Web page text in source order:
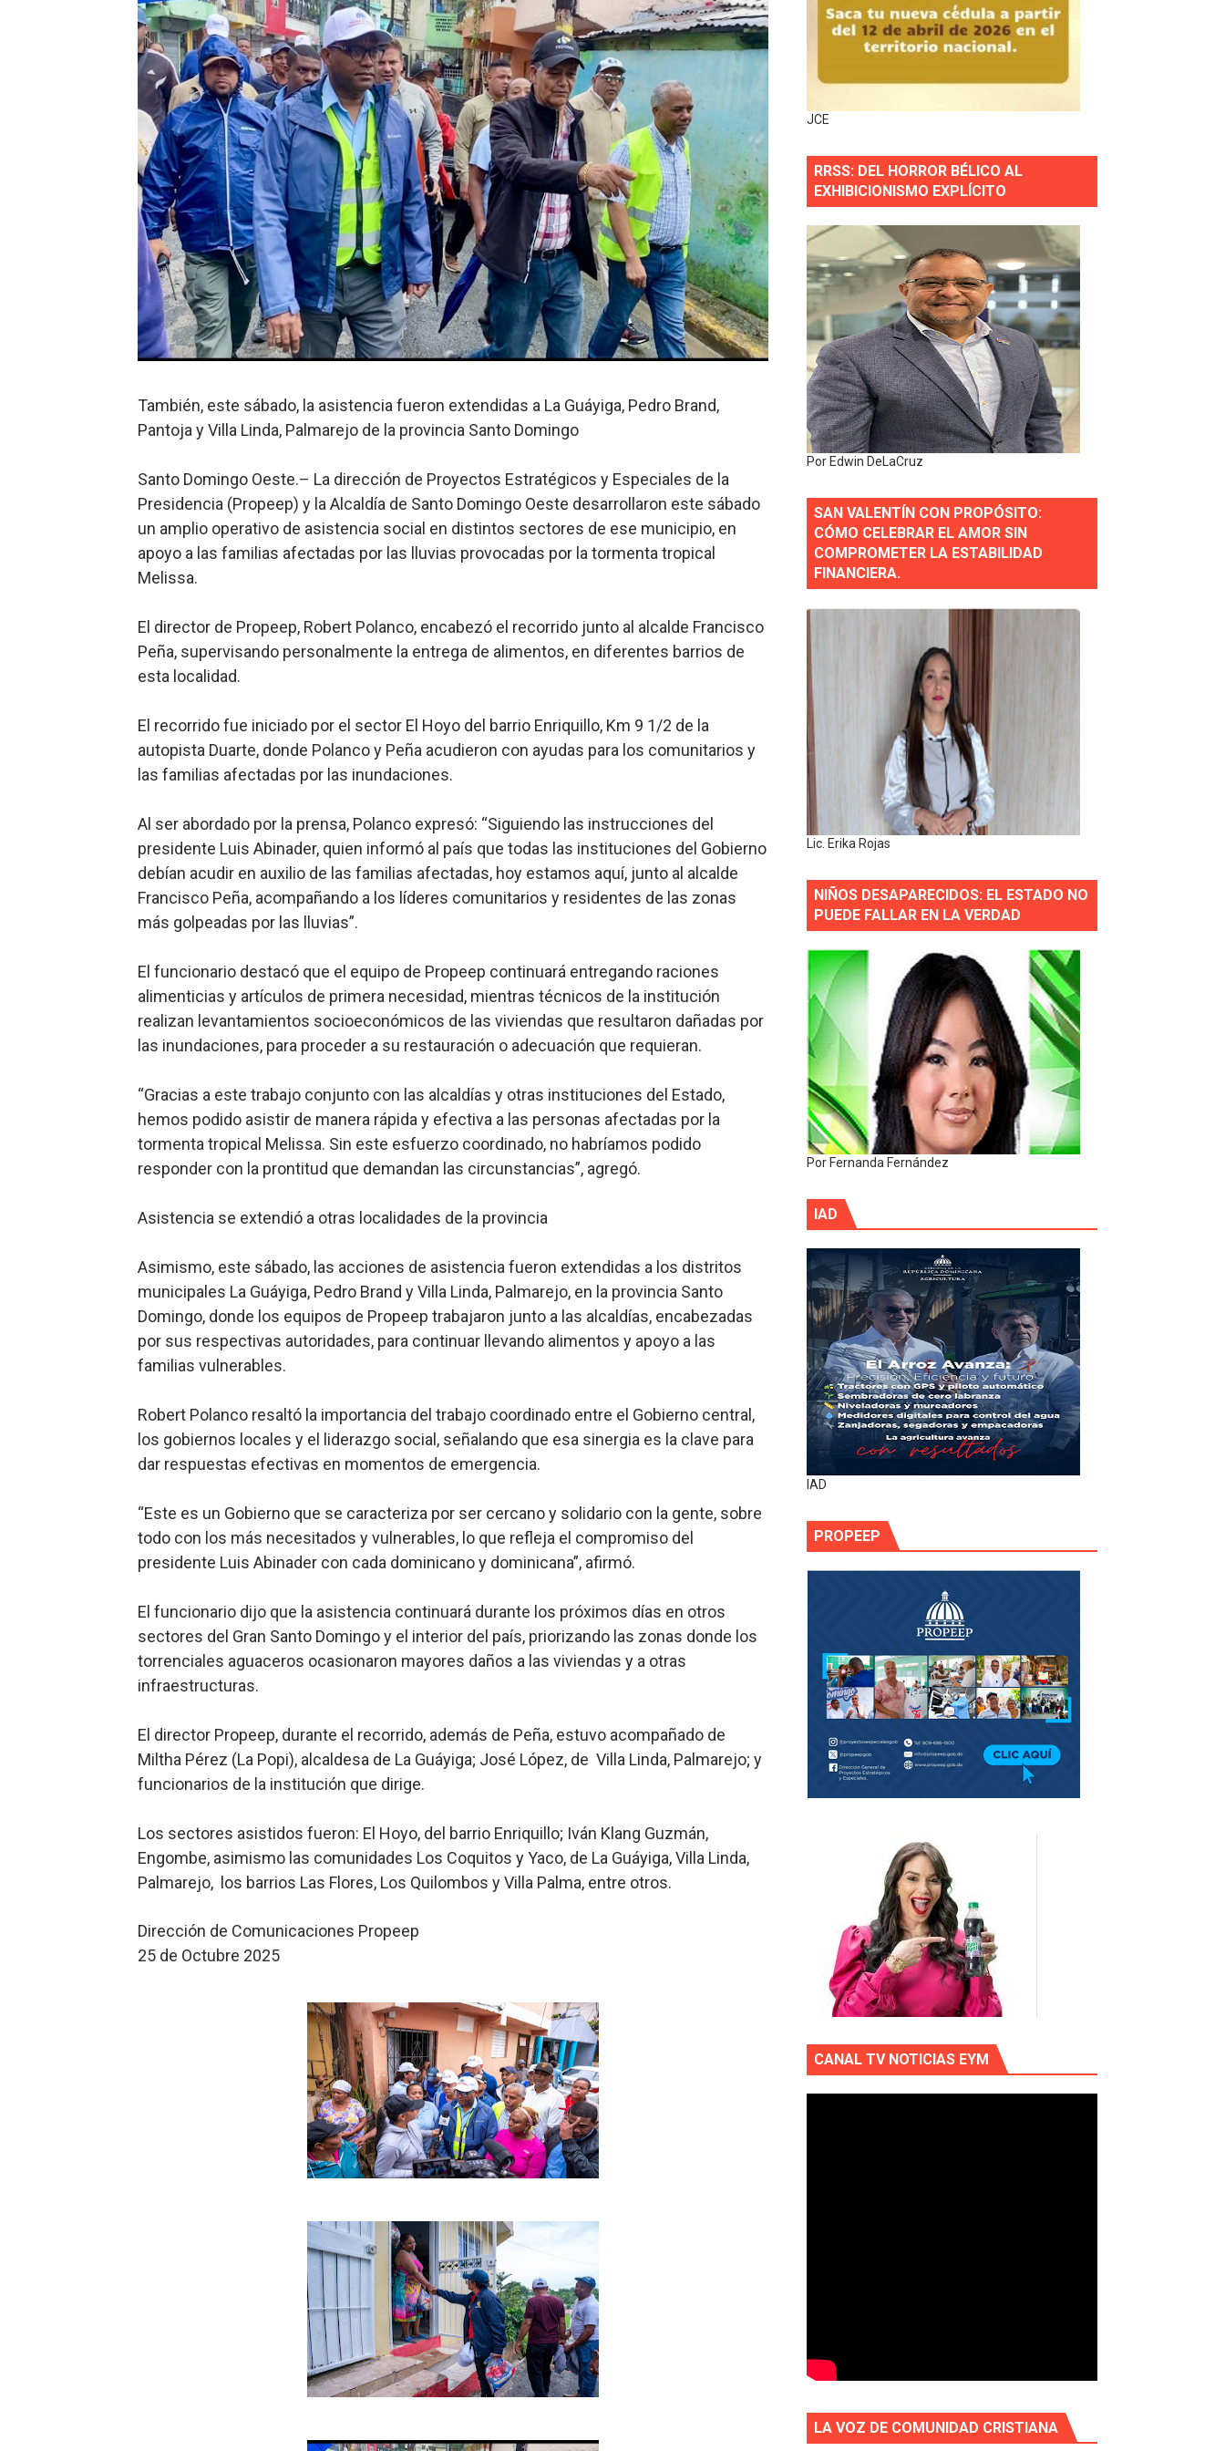
​Domingo Plácido critica la situación económica y califica de ineficiente la gestión del gobierno
Graduación XII Promoción Servicio Militar Voluntario
Fellito Suberví asegura en Carolina Mejía RD tiene la oportunidad histórica de elegir la primera mujer presidente de la República
Hipótesis policial sobre atentado a balazos en la avenida Abraham Lincoln y fallecer horas después
CESDN urge fortalecer el sistema eléctrico ante constantes apagones en Santo Domingo Norte
Cacerolazos, gomas quemadas y bombas lagrimógenas: Tensión en la Fernández Domínguez por apagones en Cayenas y Residencial Amalia
Roberto Ángel Salcedo anuncia festival cultural para la región Este
Roberto Ángel Salcedo anuncia festival cultural para la región Este
Lee Ballester a los que se forman como agentes “Todo el equipo de la DGM debe acogerse a normas éticas y ser garante de los derechos de
Trabajadores de la prensa y Obispado de la Provincia Santo Domingo Acuerdan Alianza Estratégica para Impulsar el Desarrollo de Santo
Ministerio de Cultura anuncia ganadores de Premios Anuales de Literatura 2026 y el de Historia 2025
Más de 180 dirigentes sindicales de las Américas se reúnen en República Dominicana para fortalecer el diálogo social y el trabajo decente
Restaurante Amigos es reconocido por sus cuatro décadas de excelencia en el sector gastronómico
También, este sábado, la asistencia fueron extendidas a La Guáyiga, Pedro Brand,
Pantoja y Villa Linda, Palmarejo de la provincia Santo Domingo
Santo Domingo Oeste.– La dirección de Proyectos Estratégicos y Especiales de la
Presidencia (Propeep) y la Alcaldía de Santo Domingo Oeste desarrollaron este sábado
un amplio operativo de asistencia social en distintos sectores de ese municipio, en
apoyo a las familias afectadas por las lluvias provocadas por la tormenta tropical
Melissa.
El director de Propeep, Robert Polanco, encabezó el recorrido junto al alcalde Francisco
Peña, supervisando personalmente la entrega de alimentos, en diferentes barrios de
esta localidad.
El recorrido fue iniciado por el sector El Hoyo del barrio Enriquillo, Km 9 1/2 de la
autopista Duarte, donde Polanco y Peña acudieron con ayudas para los comunitarios y
las familias afectadas por las inundaciones.
Al ser abordado por la prensa, Polanco expresó: “Siguiendo las instrucciones del
presidente Luis Abinader, quien informó al país que todas las instituciones del Gobierno
debían acudir en auxilio de las familias afectadas, hoy estamos aquí, junto al alcalde
Francisco Peña, acompañando a los líderes comunitarios y residentes de las zonas
más golpeadas por las lluvias”.
El funcionario destacó que el equipo de Propeep continuará entregando raciones
alimenticias y artículos de primera necesidad, mientras técnicos de la institución
realizan levantamientos socioeconómicos de las viviendas que resultaron dañadas por
las inundaciones, para proceder a su restauración o adecuación que requieran.
“Gracias a este trabajo conjunto con las alcaldías y otras instituciones del Estado,
hemos podido asistir de manera rápida y efectiva a las personas afectadas por la
tormenta tropical Melissa. Sin este esfuerzo coordinado, no habríamos podido
responder con la prontitud que demandan las circunstancias”, agregó.
Asistencia se extendió a otras localidades de la provincia
Asimismo, este sábado, las acciones de asistencia fueron extendidas a los distritos
municipales La Guáyiga, Pedro Brand y Villa Linda, Palmarejo, en la provincia Santo
Domingo, donde los equipos de Propeep trabajaron junto a las alcaldías, encabezadas
por sus respectivas autoridades, para continuar llevando alimentos y apoyo a las
familias vulnerables.
Robert Polanco resaltó la importancia del trabajo coordinado entre el Gobierno central,
los gobiernos locales y el liderazgo social, señalando que esa sinergia es la clave para
dar respuestas efectivas en momentos de emergencia.
“Este es un Gobierno que se caracteriza por ser cercano y solidario con la gente, sobre
todo con los más necesitados y vulnerables, lo que refleja el compromiso del
presidente Luis Abinader con cada dominicano y dominicana”, afirmó.
El funcionario dijo que la asistencia continuará durante los próximos días en otros
sectores del Gran Santo Domingo y el interior del país, priorizando las zonas donde los
torrenciales aguaceros ocasionaron mayores daños a las viviendas y a otras
infraestructuras.
El director Propeep, durante el recorrido, además de Peña, estuvo acompañado de
Miltha Pérez (La Popi), alcaldesa de La Guáyiga; José López, de Villa Linda, Palmarejo; y
funcionarios de la institución que dirige.
Los sectores asistidos fueron: El Hoyo, del barrio Enriquillo; Iván Klang Guzmán,
Engombe, asimismo las comunidades Los Coquitos y Yaco, de La Guáyiga, Villa Linda,
Palmarejo, los barrios Las Flores, Los Quilombos y Villa Palma, entre otros.
Dirección de Comunicaciones Propeep
25 de Octubre 2025
JCE
RRSS: DEL HORROR BÉLICO AL
EXHIBICIONISMO EXPLÍCITO
Por Edwin DeLaCruz
SAN VALENTÍN CON PROPÓSITO:
CÓMO CELEBRAR EL AMOR SIN
COMPROMETER LA ESTABILIDAD
FINANCIERA.
Lic. Erika Rojas
NIÑOS DESAPARECIDOS: EL ESTADO NO
PUEDE FALLAR EN LA VERDAD
Por Fernanda Fernández
IAD
IAD
PROPEEP
CANAL TV NOTICIAS EYM
LA VOZ DE COMUNIDAD CRISTIANA